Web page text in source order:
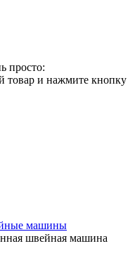
просто:
товар и нажмите кнопку
машины
швейная машина